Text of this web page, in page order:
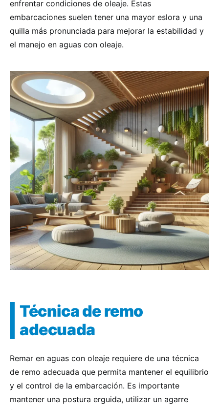
enfrentar condiciones de oleaje. Estas
embarcaciones suelen tener una mayor eslora y una
quilla más pronunciada para mejorar la estabilidad y
el manejo en aguas con oleaje.
Técnica de remo
adecuada
Remar en aguas con oleaje requiere de una técnica
de remo adecuada que permita mantener el equilibrio
y el control de la embarcación. Es importante
mantener una postura erguida, utilizar un agarre